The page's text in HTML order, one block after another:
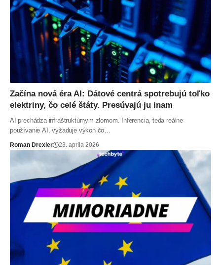
Začína nová éra AI: Dátové centrá spotrebujú toľko
elektriny, čo celé štáty. Presúvajú ju inam
AI prechádza infraštruktúrnym zlomom. Inferencia, teda reálne
používanie AI, vyžaduje výkon čo…
Roman Drexler 23. apríla 2026